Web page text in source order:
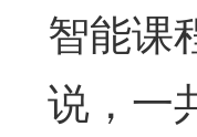
智能课
说，一